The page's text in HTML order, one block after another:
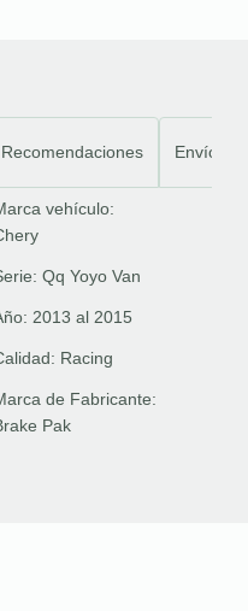
Recomendaciones Envíos
vehículo:
Qq Yoyo Van
2013 al 2015
Racing
de Fabricante:
Pak